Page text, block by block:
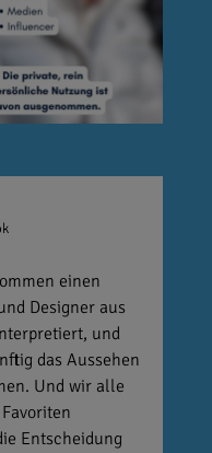
einen
Designer aus
und
das Aussehen
Und wir alle
Entscheidung